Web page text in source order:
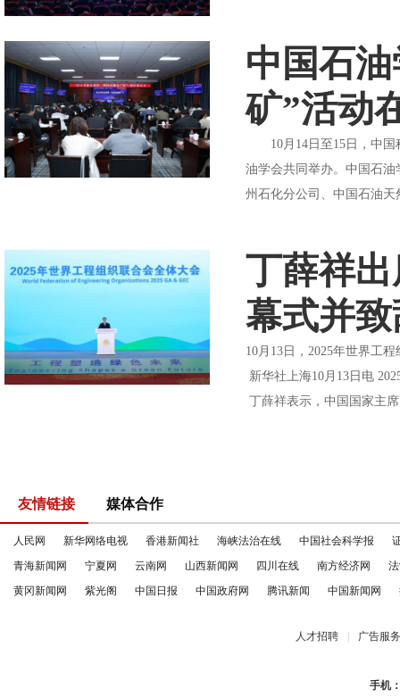
中国石
矿”活动
10月14日至15日，中国
油学会共同举办。中国石
州石化分公司、中国石油
丁薛祥
幕式并
10月13日，2025年世界工
新华社上海10月13日电
丁薛祥表示，中国国家主
友情链接 媒体合作
人民网 新华网络电视 香港新闻社 海峡法治在线 中国社会科学报
青海新闻网
宁夏网 云南网 山西新闻网 四川在线 南方经济网
黄冈新闻网
紫光阁 中国日报 中国政府网 腾讯新闻 中国新闻网
人才招聘 广告服务
手机